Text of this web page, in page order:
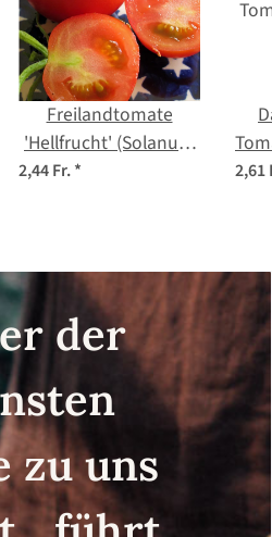
Freilandtomate
'Hellfrucht' (Solanum
lycopersicum) Bio
2,44 Fr.* 2,61
der
zu uns